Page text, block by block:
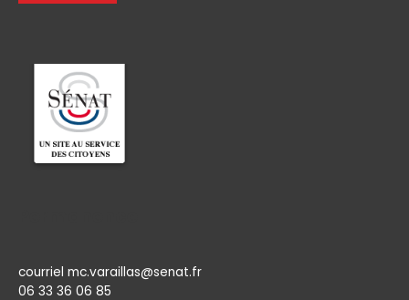
courriel mc.varaillas@senat.fr
06 33 36 06 85